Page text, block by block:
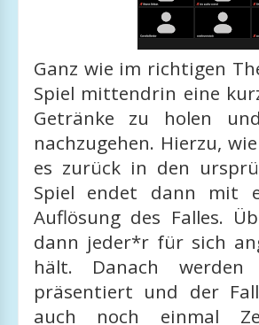
Ganz wie im richtigen
Spiel mittendrin eine
Getränke zu holen
nachzugehen. Hierzu,
es zurück in den
Spiel endet dann mit
Auflösung des Falles.
dann jeder*r für sich
hält. Danach werden
präsentiert und der
auch noch einmal